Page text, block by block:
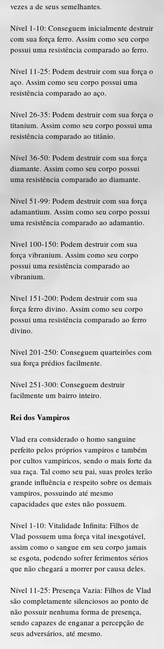
vezes a de seus semelhantes.
Nível 1-10: Conseguem inicialmente destruir
com sua força ferro. Assim como seu corpo
possui uma resistência comparado ao ferro.
Nível 11-25: Podem destruir com sua força o
aço. Assim como seu corpo possui uma
resistência comparado ao aço.
Nível 26-35: Podem destruir com sua força o
titanium. Assim como seu corpo possui uma
resistência comparado ao titânio.
Nível 36-50: Podem destruir com sua força
diamante. Assim como seu corpo possui
uma resistência comparado ao diamante.
Nível 51-99: Podem destruir com sua força
adamantium. Assim como seu corpo possui
uma resistência comparado ao adamantio.
Nivel 100-150: Podem destruir com sua
força vibranium. Assim como seu corpo
possui uma resistência comparado ao
vibranium.
Nivel 151-200: Podem destruir com sua
força ferro divino. Assim como seu corpo
possui uma resistência comparado ao ferro
divino.
Nível 201-250: Conseguem quarteirões com
sua força prédios facilmente.
Nível 251-300: Conseguem destruir
facilmente um bairro inteiro.
Rei dos Vampiros
Vlad era considerado o homo sanguine
perfeito pelos próprios vampiros e também
por cultos vampiricos, sendo o mais forte da
sua raça. Tal como seu pai, suas proles terão
grande influência e respeito sobre os demais
vampiros, possuindo até mesmo
capacidades que estes não possuem.
Nível 1-10: Vitalidade Infinita: Filhos de
Vlad possuem uma força vital inesgotável,
assim como o sangue em seu corpo jamais
se esgota, podendo sofrer ferimentos sérios
que não chegará a morrer por causa deles.
Nível 11-25: Presença Vazia: Filhos de Vlad
são completamente silenciosos ao ponto de
não possuir nenhuma forma de presença,
sendo capazes de enganar a percepção de
seus adversários, até mesmo.